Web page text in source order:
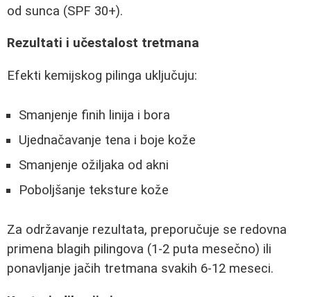
od sunca (SPF 30+).
Rezultati i učestalost tretmana
Efekti kemijskog pilinga uključuju:
Smanjenje finih linija i bora
Ujednačavanje tena i boje kože
Smanjenje ožiljaka od akni
Poboljšanje teksture kože
Za održavanje rezultata, preporučuje se redovna
primena blagih pilingova (1-2 puta mesečno) ili
ponavljanje jačih tretmana svakih 6-12 meseci.